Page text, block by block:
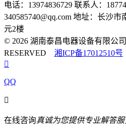
电话：13974836729 联系人：
340585740@qq.com 地址：长沙市
元2楼
© 2026 湖南泰昌电器设备有限公
RESERVED 湘ICP备17012510号

QQ

在线咨询真诚为您提供专业解答服